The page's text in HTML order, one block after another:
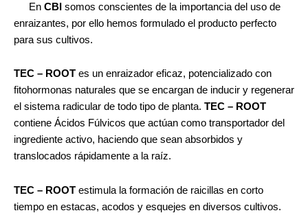
En CBI somos conscientes de la importancia del uso de
enraizantes, por ello hemos formulado el producto perfecto
para sus cultivos.
TEC – ROOT es un enraizador eficaz, potencializado con
fitohormonas naturales que se encargan de inducir y regenerar
el sistema radicular de todo tipo de planta. TEC – ROOT
contiene Ácidos Fúlvicos que actúan como transportador del
ingrediente activo, haciendo que sean absorbidos y
translocados rápidamente a la raíz.
TEC – ROOT estimula la formación de raicillas en corto
tiempo en estacas, acodos y esquejes en diversos cultivos.